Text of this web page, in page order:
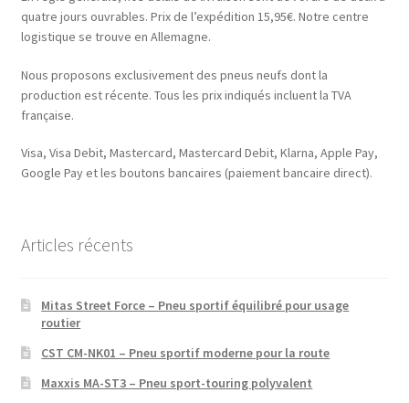
quatre jours ouvrables. Prix de l’expédition 15,95€. Notre centre
logistique se trouve en Allemagne.
Nous proposons exclusivement des pneus neufs dont la
production est récente. Tous les prix indiqués incluent la TVA
française.
Visa, Visa Debit, Mastercard, Mastercard Debit, Klarna, Apple Pay,
Google Pay et les boutons bancaires (paiement bancaire direct).
Articles récents
Mitas Street Force – Pneu sportif équilibré pour usage
routier
CST CM-NK01 – Pneu sportif moderne pour la route
Maxxis MA-ST3 – Pneu sport-touring polyvalent